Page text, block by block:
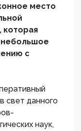
место
которая
небольшое
с
свет данного
наук,